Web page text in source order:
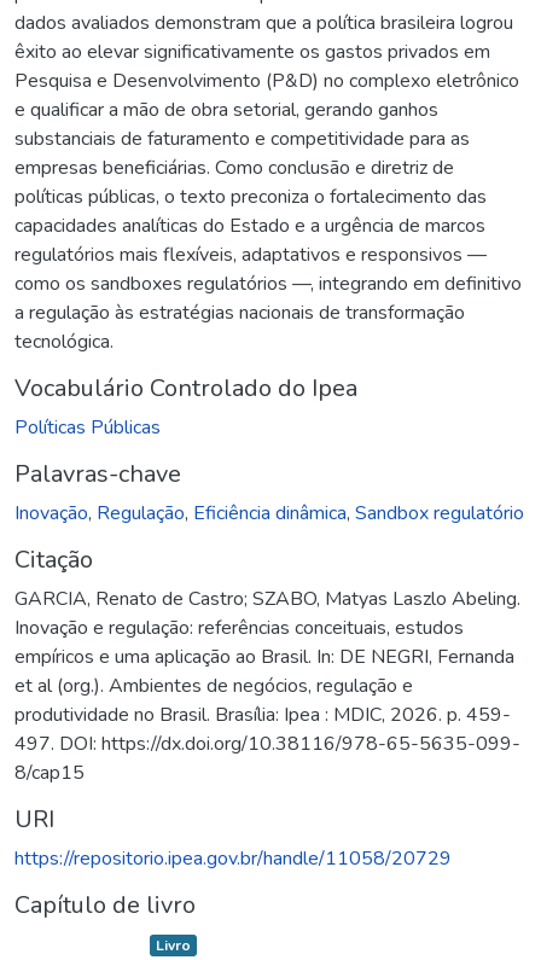
dados avaliados demonstram que a política brasileira logrou
êxito ao elevar significativamente os gastos privados em
Pesquisa e Desenvolvimento (P&D) no complexo eletrônico
e qualificar a mão de obra setorial, gerando ganhos
substanciais de faturamento e competitividade para as
empresas beneficiárias. Como conclusão e diretriz de
políticas públicas, o texto preconiza o fortalecimento das
capacidades analíticas do Estado e a urgência de marcos
regulatórios mais flexíveis, adaptativos e responsivos —
como os sandboxes regulatórios —, integrando em definitivo
a regulação às estratégias nacionais de transformação
tecnológica.
Vocabulário Controlado do Ipea
Políticas Públicas
Palavras-chave
Inovação, Regulação, Eficiência dinâmica, Sandbox regulatório
Citação
GARCIA, Renato de Castro; SZABO, Matyas Laszlo Abeling.
Inovação e regulação: referências conceituais, estudos
empíricos e uma aplicação ao Brasil. In: DE NEGRI, Fernanda
et al (org.). Ambientes de negócios, regulação e
produtividade no Brasil. Brasília: Ipea : MDIC, 2026. p. 459-
497. DOI: https://dx.doi.org/10.38116/978-65-5635-099-
8/cap15
URI
https://repositorio.ipea.gov.br/handle/11058/20729
Capítulo de livro
Item type:
Livro ,